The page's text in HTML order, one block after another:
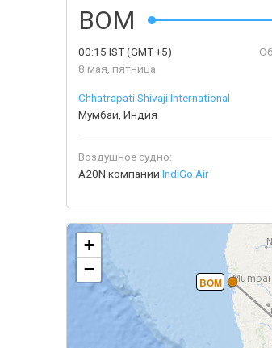
BOM
00:15 IST(GMT +5)
8 мая, пятница
Chhatrapati Shivaji International
Мумбаи, Индия
Воздушное судно:
A20N компании IndiGo Air
BOM
+
−